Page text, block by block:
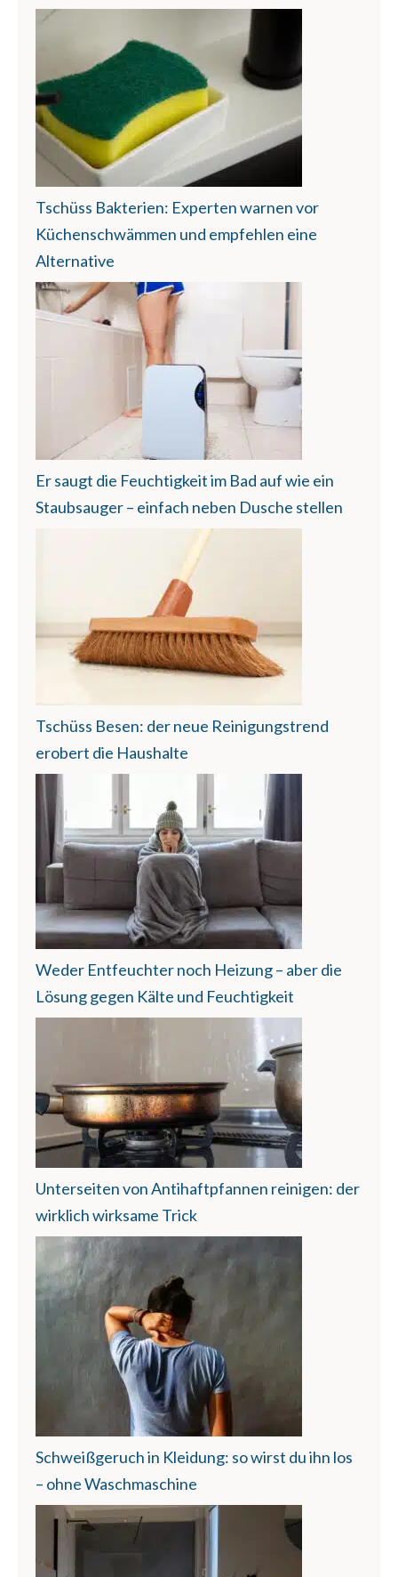
Tschüss Bakterien: Experten warnen vor
Küchenschwämmen und empfehlen eine
Alternative
Er saugt die Feuchtigkeit im Bad auf wie ein
Staubsauger – einfach neben Dusche stellen
Tschüss Besen: der neue Reinigungstrend
erobert die Haushalte
Weder Entfeuchter noch Heizung – aber die
Lösung gegen Kälte und Feuchtigkeit
Unterseiten von Antihaftpfannen reinigen: der
wirklich wirksame Trick
Schweißgeruch in Kleidung: so wirst du ihn los
– ohne Waschmaschine